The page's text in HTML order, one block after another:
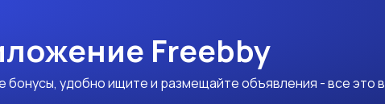
Freebby
бонусы, удобно ищите и размещайте объявления - все это в